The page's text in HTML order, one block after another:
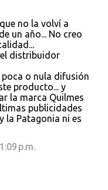
no la volví a
un año... No creo
distribuidor
poca o nula difusión
producto... y
la marca Quilmes
publicidades
la Patagonia ni es
p.m.